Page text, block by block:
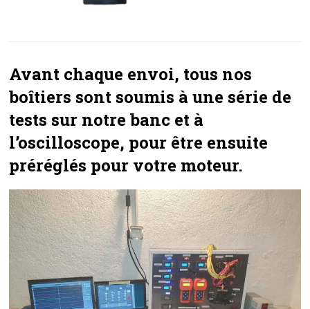
Avant chaque envoi, tous nos
boîtiers sont soumis à une série de
tests sur notre banc et à
l’oscilloscope, pour être ensuite
préréglés pour votre moteur.